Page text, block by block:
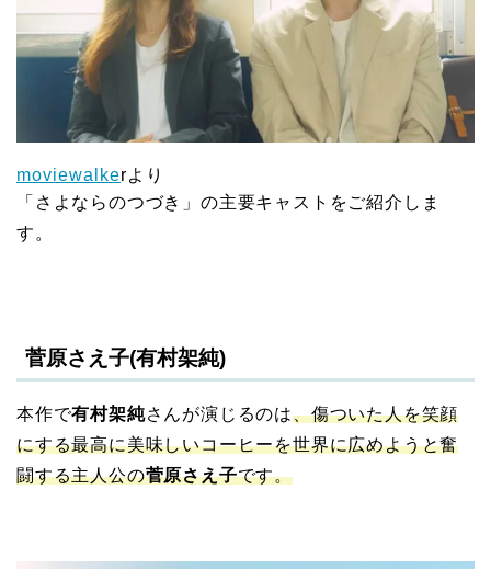
moviewalkerより
「さよならのつづき」の主要キャストをご紹介しま
す。
菅原さえ子(有村架純)
本作で有村架純さんが演じるのは、傷ついた人を笑顔
にする最高に美味しいコーヒーを世界に広めようと奮
闘する主人公の菅原さえ子です。